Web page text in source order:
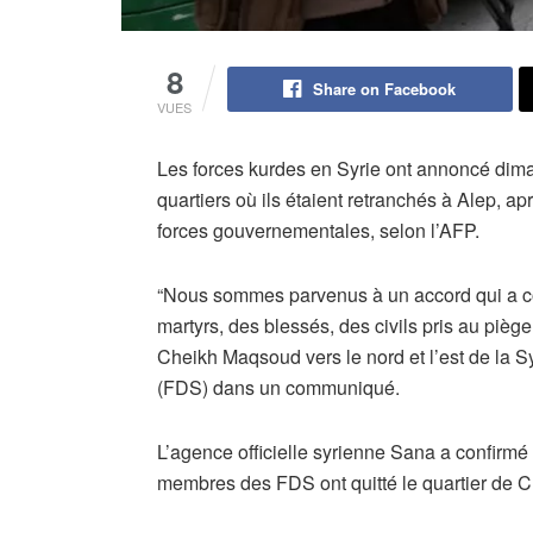
8
VUES
Share on Facebook
Les forces kurdes en Syrie ont annoncé
quartiers où ils étaient retranchés à Alep,
forces gouvernementales, selon l’AFP.
“Nous sommes parvenus à un accord qui a
martyrs, des blessés, des civils pris au
Cheikh Maqsoud vers le nord et l’est de la
(FDS) dans un communiqué.
L’agence officielle syrienne Sana a
membres des FDS ont quitté le quartier de